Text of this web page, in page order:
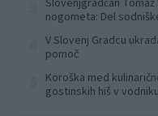
Slovenjgradčan
nogometa: Del
V Slovenj Gradcu
pomoč
Koroška med
gostinskih hiš v